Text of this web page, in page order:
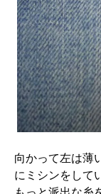
向かって左は薄
にミシンをして